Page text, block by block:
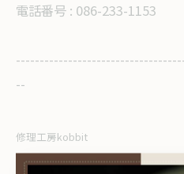
電話番号 : 086-233-1153
--
修理工房kobbit